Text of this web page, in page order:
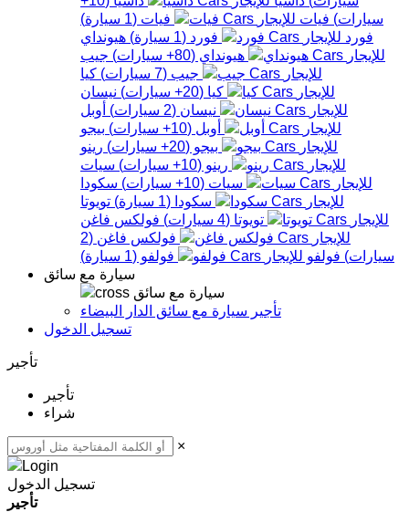
سيارات) فيات فيات (
1 سيارة)
فورد
فورد (
1 سيارة) هيونداي
هيونداي (
80+ سيارات) جيب
جيب (
7 سيارات) كيا
كيا (
20+ سيارات) نيسان
نيسان (
2 سيارات) أوبل
أوبل (
10+ سيارات) بيجو
بيجو (
20+ سيارات) رينو
رينو (
10+ سيارات) سيات
سيات (
10+ سيارات) سكودا
سكودا (
1 سيارة) تويوتا
تويوتا (
4 سيارات) فولكس فاغن
فولكس فاغن (
2
سيارات) فولفو فولفو (
1 سيارة)
سيارة مع سائق
سيارة مع سائق
تأجير سيارة مع سائق الدار البيضاء
تسجيل الدخول
تأجير
تأجير
شراء
×
تسجيل الدخول
تأجير